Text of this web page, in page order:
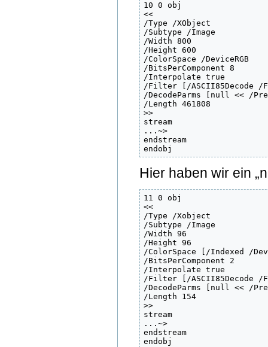
10 0 obj
<<
/Type /XObject
/Subtype /Image
/Width 800
/Height 600
/ColorSpace /DeviceRGB
/BitsPerComponent 8
/Interpolate true
/Filter [/ASCII85Decode /
/DecodeParms [null << /
/Length 461808
>>
stream
...~>
endstream
endobj
Hier haben wir ein
11 0 obj
<<
/Type /Xobject
/Subtype /Image
/Width 96
/Height 96
/ColorSpace [/Indexed /
/BitsPerComponent 2
/Interpolate true
/Filter [/ASCII85Decode /
/DecodeParms [null << /
/Length 154
>>
stream
...~>
endstream
endobj